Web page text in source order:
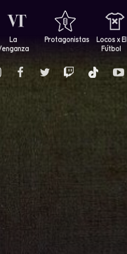
La
Protagonistas
Locos x El
Fútbol